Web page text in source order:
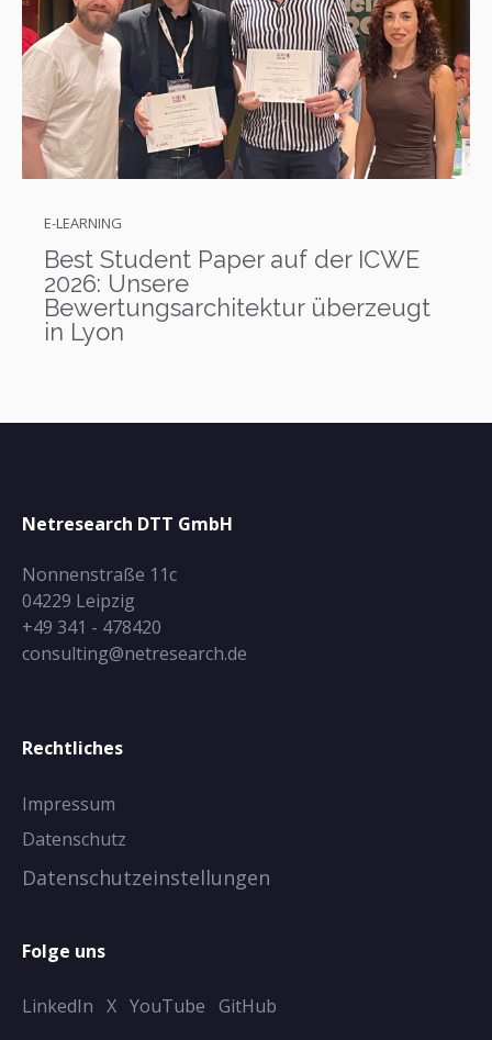
E-LEARNING
Best Student Paper auf der ICWE
2026: Unsere
Bewertungsarchitektur überzeugt
in Lyon
Netresearch DTT GmbH
Nonnenstraße 11c
04229 Leipzig
+49 341 - 478420
consulting@netresearch.de
Rechtliches
Impressum
Datenschutz
Datenschutzeinstellungen
Folge uns
LinkedIn X YouTube GitHub